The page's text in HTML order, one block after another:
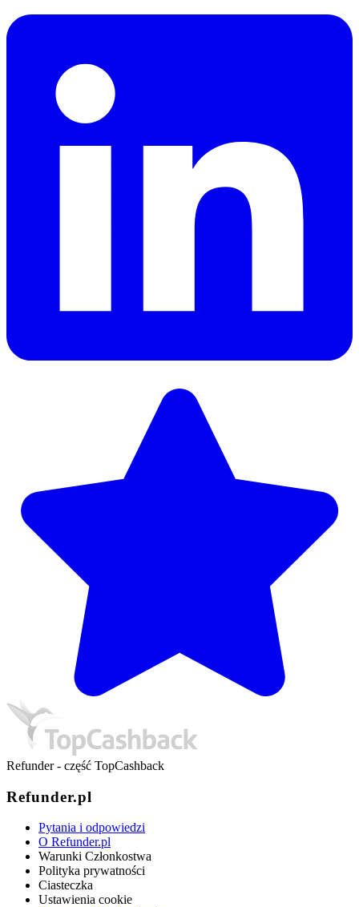
Refunder - część TopCashback
Refunder.pl
Pytania i odpowiedzi
O Refunder.pl
Warunki Członkostwa
Polityka prywatności
Ciasteczka
Ustawienia cookie